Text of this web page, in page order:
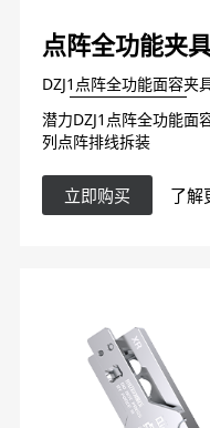
点阵全功能夹
DZJ1点阵全功能面容夹
潜力DZJ1点阵全功能面
列点阵排线拆装
立即购买 了解